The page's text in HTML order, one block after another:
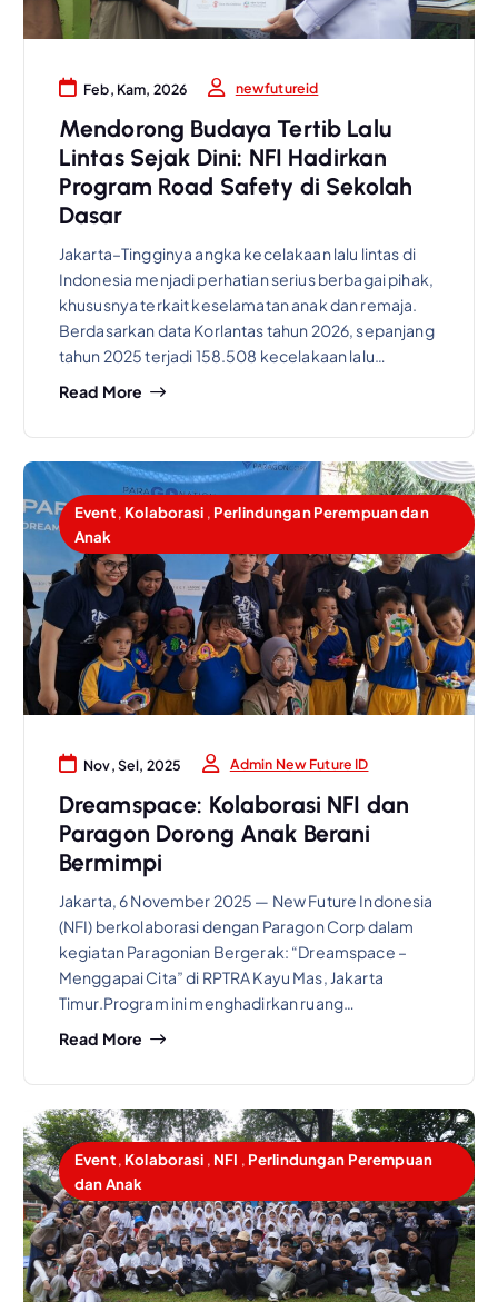
Feb, Kam, 2026 newfutureid
Mendorong Budaya Tertib Lalu
Lintas Sejak Dini: NFI Hadirkan
Program Road Safety di Sekolah
Dasar
Jakarta–Tingginya angka kecelakaan lalu lintas di
Indonesia menjadi perhatian serius berbagai pihak,
khususnya terkait keselamatan anak dan remaja.
Berdasarkan data Korlantas tahun 2026, sepanjang
tahun 2025 terjadi 158.508 kecelakaan lalu…
Read More
Event, Kolaborasi , Perlindungan Perempuan dan
Anak
Nov, Sel, 2025 Admin New Future ID
Dreamspace: Kolaborasi NFI dan
Paragon Dorong Anak Berani
Bermimpi
Jakarta, 6 November 2025 — New Future Indonesia
(NFI) berkolaborasi dengan Paragon Corp dalam
kegiatan Paragonian Bergerak: “Dreamspace –
Menggapai Cita” di RPTRA Kayu Mas, Jakarta
Timur.Program ini menghadirkan ruang…
Read More
Event, Kolaborasi , NFI , Perlindungan Perempuan
dan Anak